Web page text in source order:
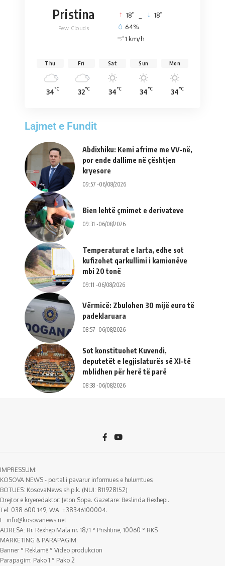
Pristina
Few Clouds
18° 18°
64%
1 km/h
Thu
34°C
Fri
32°C
Sat
34°C
Sun
34°C
Mon
34°C
Lajmet e Fundit
Abdixhiku: Kemi afrime me VV-në,
por ende dallime në çështjen
kryesore
09:57 -06/08/2026
Bien lehtë çmimet e derivateve
09:31 -06/08/2026
Temperaturat e larta, edhe sot
kufizohet qarkullimi i kamionëve
mbi 20 tonë
09:11 -06/08/2026
Vërmicë: Zbulohen 30 mijë euro të
padeklaruara
08:57 -06/08/2026
Sot konstituohet Kuvendi,
deputetët e legjislaturës së XI-të
mblidhen për herë të parë
08:38 -06/08/2026
IMPRESSUM:
KOSOVA NEWS - portal i pavarur informues e hulumtues
BOTUES: KosovaNews sh.p.k. (NUI: 811928152)
Drejtor e kryeredaktor: Jeton Sopa. Gazetare: Beslinda Rexhepi.
Tel: 038 600 149, WA: +38346100004.
E: info@kosovanews.net
ADRESA: Rr. Rexhep Mala nr. 18/1 ° Prishtinë, 10060 ° RKS
MARKETING & PARAPAGIM:
Banner ° Reklamë ° Video produkcion
Parapagim: Pako 1 ° Pako 2